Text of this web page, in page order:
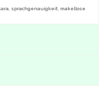
sprachgenauigkeit, makellose